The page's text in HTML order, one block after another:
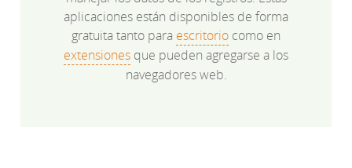
aplicaciones están disponibles de forma
gratuita tanto para escritorio como en
extensiones que pueden agregarse a los
navegadores web.